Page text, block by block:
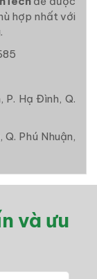
hợp nhất với
P. Hạ Đình, Q.
Phú Nhuận,
và ưu